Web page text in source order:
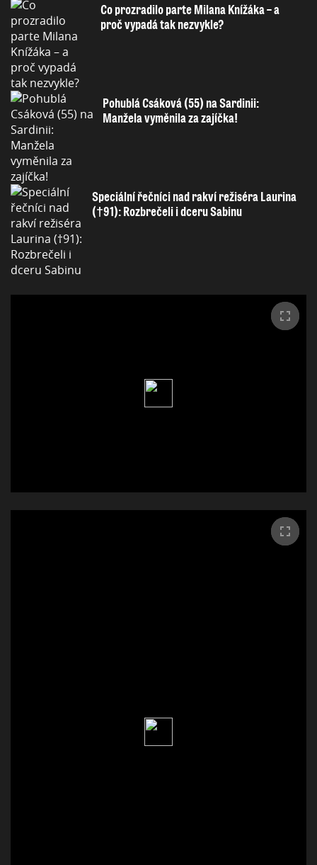
Co prozradilo parte Milana Knížáka – a
proč vypadá tak nezvykle?
Pohublá Csáková (55) na Sardinii:
Manžela vyměnila za zajíčka!
Speciální řečníci nad rakví režiséra Laurina
(†91): Rozbrečeli i dceru Sabinu